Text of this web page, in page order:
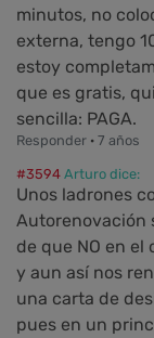
minutos, no
externa, tengo
estoy
que es gratis,
sencilla: PAGA.
Responder · 7 años
#3594 Arturo dice:
Unos ladrones
Autorenovación
de que NO en
y aun así nos
una carta de
pues en un